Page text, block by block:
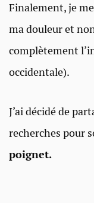
Finalement, je
ma douleur et
complètement
occidentale).
J’ai décidé de
recherches pour
poignet.